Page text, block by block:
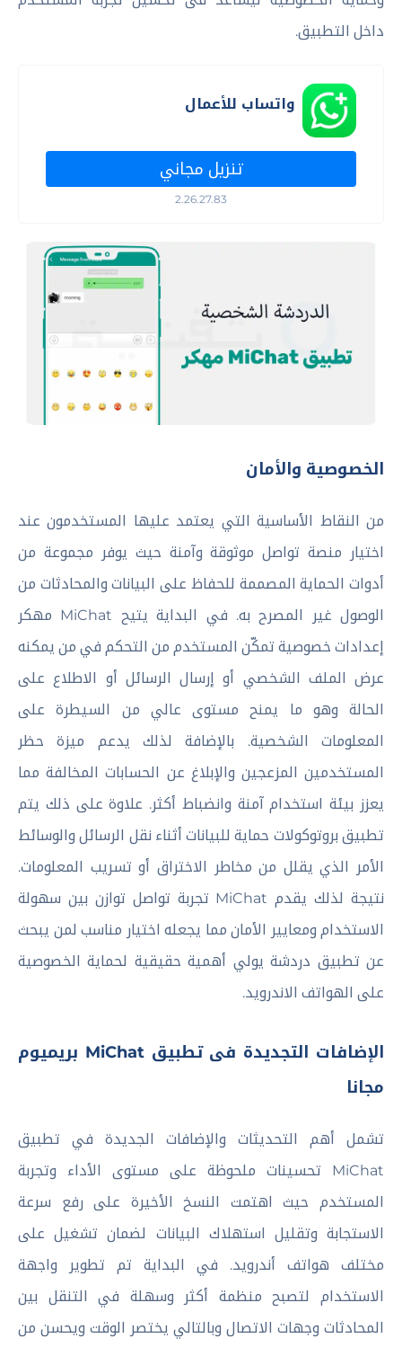
داخل التطبيق.
واتساب للأعمال
تنزيل مجاني
2.26.27.83
الخصوصية والأمان
من النقاط الأساسية التي يعتمد عليها المستخدمون عند
اختيار منصة تواصل موثوقة وآمنة حيث يوفر مجموعة من
أدوات الحماية المصممة للحفاظ على البيانات والمحادثات من
الوصول غير المصرح به. في البداية يتيح MiChat مهكر
إعدادات خصوصية تمكّن المستخدم من التحكم في من يمكنه
عرض الملف الشخصي أو إرسال الرسائل أو الاطلاع على
الحالة وهو ما يمنح مستوى عالي من السيطرة على
المعلومات الشخصية. بالإضافة لذلك يدعم ميزة حظر
المستخدمين المزعجين والإبلاغ عن الحسابات المخالفة مما
يعزز بيئة استخدام آمنة وانضباط أكثر. علاوة على ذلك يتم
تطبيق بروتوكولات حماية للبيانات أثناء نقل الرسائل والوسائط
الأمر الذي يقلل من مخاطر الاختراق أو تسريب المعلومات.
نتيجة لذلك يقدم MiChat تجربة تواصل توازن بين سهولة
الاستخدام ومعايير الأمان مما يجعله اختيار مناسب لمن يبحث
عن تطبيق دردشة يولي أهمية حقيقية لحماية الخصوصية
على الهواتف الاندرويد.
الإضافات التجديدة فى تطبيق MiChat بريميوم
مجانا
تشمل أهم التحديثات والإضافات الجديدة في تطبيق
MiChat تحسينات ملحوظة على مستوى الأداء وتجربة
المستخدم حيث اهتمت النسخ الأخيرة على رفع سرعة
الاستجابة وتقليل استهلاك البيانات لضمان تشغيل على
مختلف هواتف أندرويد. في البداية تم تطوير واجهة
الاستخدام لتصبح منظمة أكثر وسهلة في التنقل بين
المحادثات وجهات الاتصال وبالتالي يختصر الوقت ويحسن من